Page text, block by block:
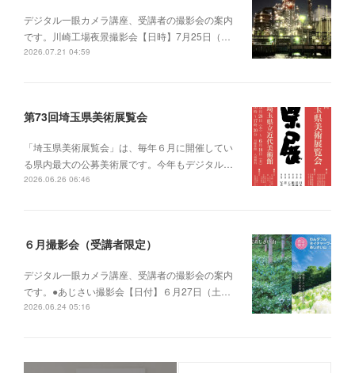
デジタル一眼カメラ講座、受講者の撮影会の案内
です。川崎工場夜景撮影会【日時】7月25日（…
2026.07.21 04:59
第73回埼玉県美術展覧会
「埼玉県美術展覧会」は、毎年６月に開催してい
る県内最大の公募美術展です。今年もデジタル…
2026.06.26 06:46
６月撮影会（受講者限定）
デジタル一眼カメラ講座、受講者の撮影会の案内
です。●あじさい撮影会【日付】６月27日（土…
2026.06.24 05:16